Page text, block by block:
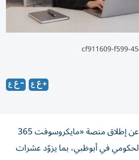
cf911609-f599-
أعلنت حكومة أبوظبي عن إطلاق منصة «مايكروسوفت 365
في أبوظبي، بما يزوّد عشرات